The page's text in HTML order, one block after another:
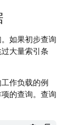
如果初步查询
大量索引条
作负载的例
的查询。查询